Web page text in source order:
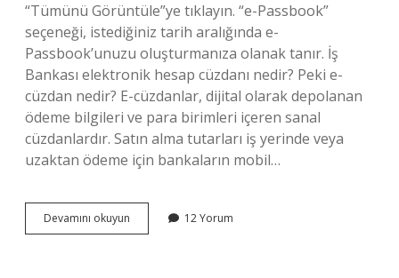
“Tümünü Görüntüle”ye tıklayın. “e-Passbook”
seçeneği, istediğiniz tarih aralığında e-
Passbook’unuzu oluşturmanıza olanak tanır. İş
Bankası elektronik hesap cüzdanı nedir? Peki e-
cüzdan nedir? E-cüzdanlar, dijital olarak depolanan
ödeme bilgileri ve para birimleri içeren sanal
cüzdanlardır. Satın alma tutarları iş yerinde veya
uzaktan ödeme için bankaların mobil…
Devamını okuyun
Bankası
12 Yorum